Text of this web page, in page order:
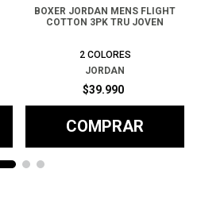
BOXER JORDAN MENS FLIGHT
COTTON 3PK TRU JOVEN
2 COLORES
JORDAN
$39.990
COMPRAR